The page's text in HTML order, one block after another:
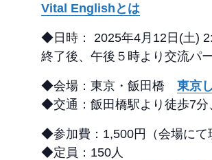
Vital Englishとは
◆日時： 2025年4月12日(土)
終了後、午後５時より交流パ
◆会場：東京・飯田橋 東京
◆交通：飯田橋駅より徒歩7分
◆参加費：1,500円（会場にて
◆定員：150人